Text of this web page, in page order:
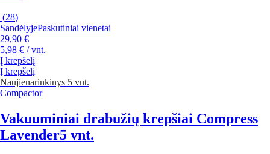
(28)
SandėlyjePaskutiniai vienetai
29,90 €
5,98 € / vnt.
Į krepšelį
Į krepšelį
Naujienarinkinys 5 vnt.
Compactor
Vakuuminiai drabužių krepšiai Compress
Lavender5 vnt.